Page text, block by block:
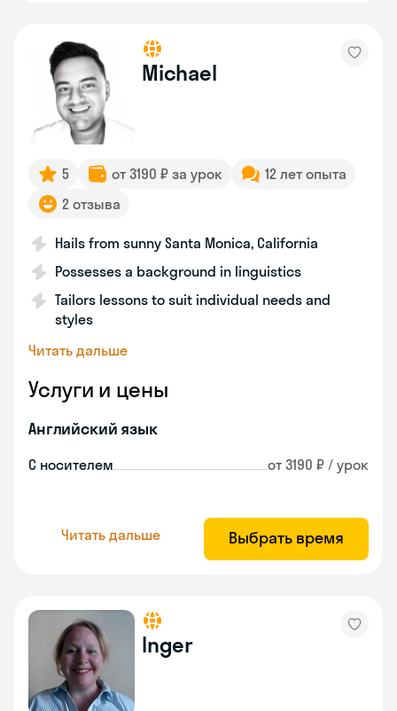
Michael
5 от 3190 ₽ за урок
12 лет опыта
2 отзыва
Hails from sunny Santa Monica, California
Possesses a background in linguistics
Tailors lessons to suit individual needs and
styles
Читать дальше
Услуги и цены
Английский язык
С носителем от 3190 ₽ / урок
Читать дальше Выбрать время
Inger